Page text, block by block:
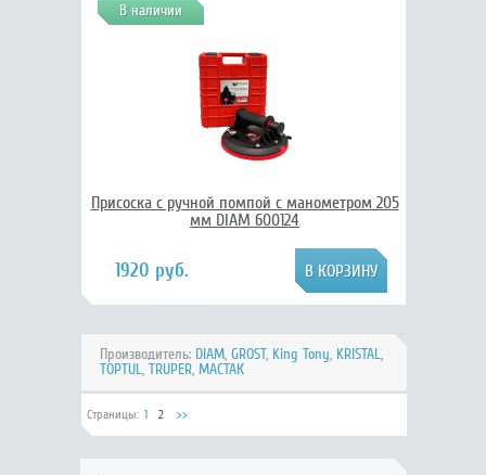
В наличии
Присоска с ручной помпой с манометром 205
мм DIAM 600124
1920 руб.
Производитель: DIAM, GROST, King Tony, KRISTAL,
TOPTUL, TRUPER, МАСТАК
Страницы: 1 2 >>